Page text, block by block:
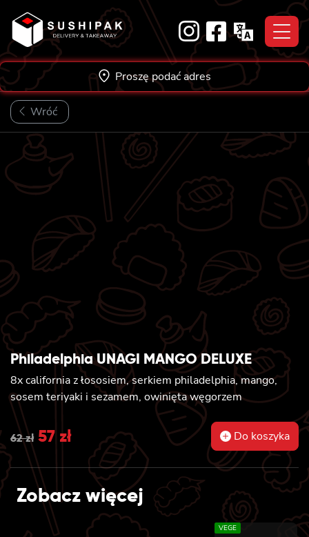
content
Proszę podać adres
Wróć
Philadelphia UNAGI MANGO DELUXE
8x california z łososiem, serkiem philadelphia, mango,
sosem teriyaki i sezamem, owinięta węgorzem
62zł Original
price
was:
62 zł.
57 złCurrent
price
57 zł.
Do koszyka
Zobacz więcej
VEGE